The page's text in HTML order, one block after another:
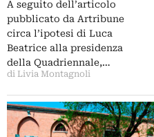
Ministero della Cultura
A seguito dell’articolo
pubblicato da Artribune
circa l’ipotesi di Luca
Beatrice alla presidenza
della Quadriennale,…
di Livia Montagnoli